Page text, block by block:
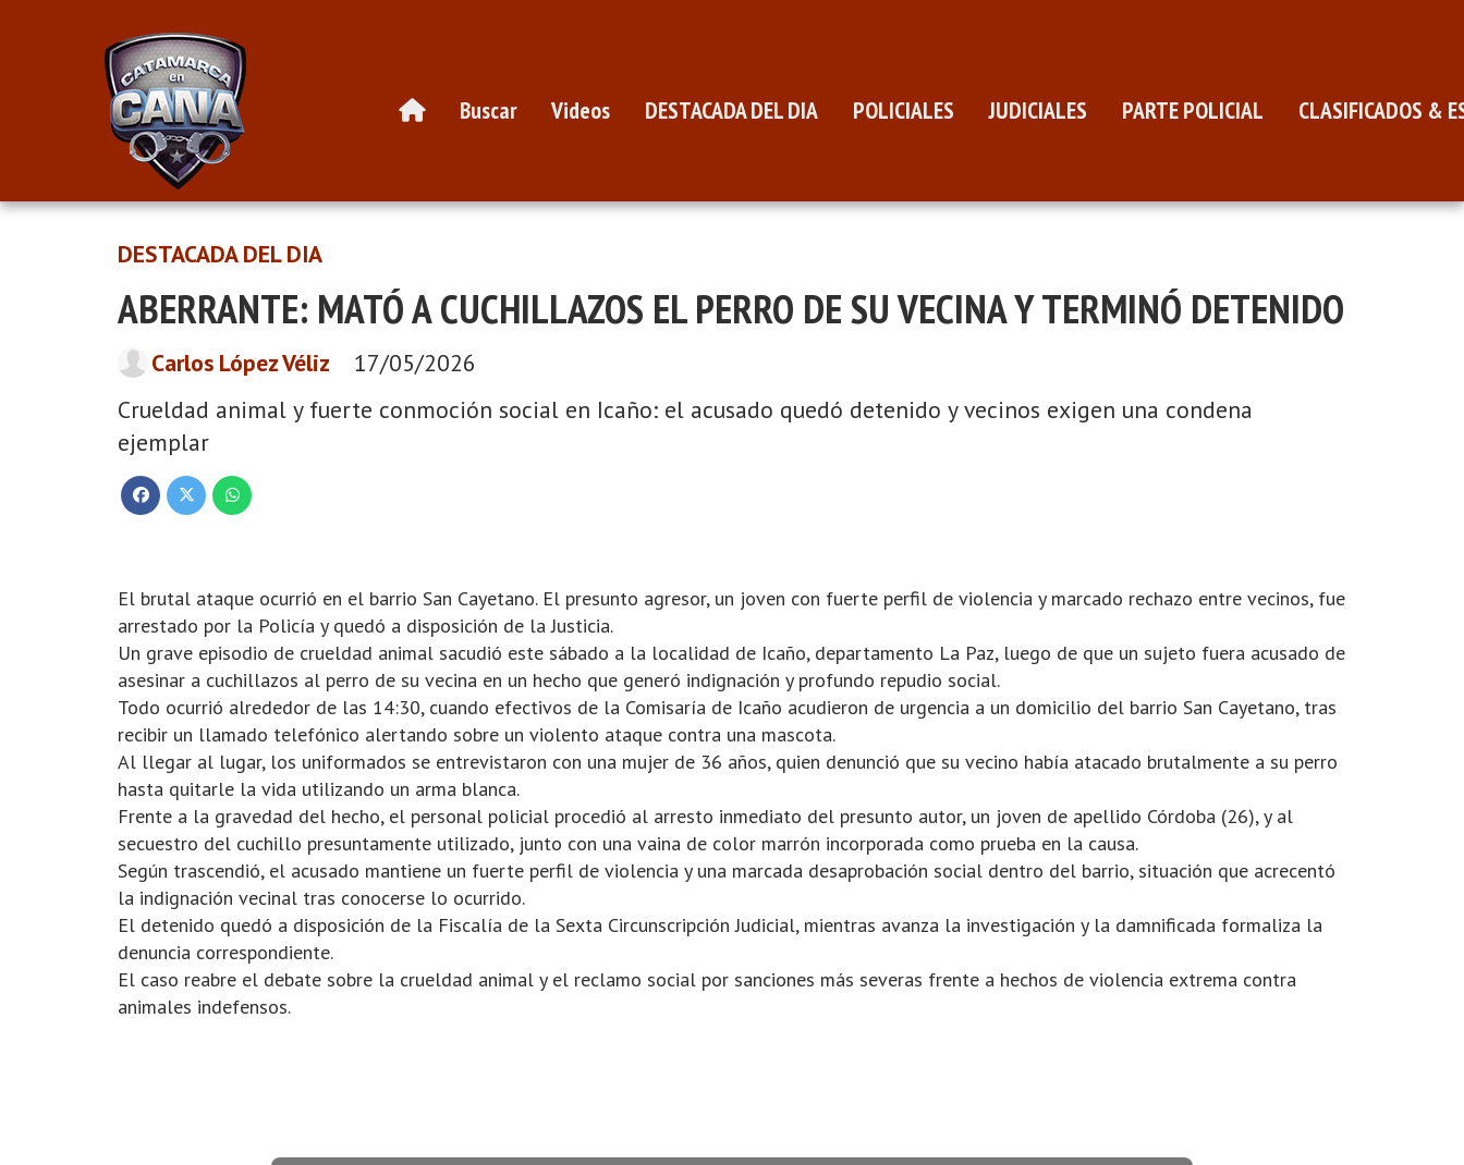
Buscar Videos DESTACADA DEL DIA POLICIALES JUDICIALES PARTE POLICIAL CLASIFICADOS &
ABERRANTE: MATÓ A CUCHILLAZOS EL PERRO DE SU VECINA Y TERMINÓ DETENIDO
Crueldad animal y fuerte conmoción social en Icaño: el acusado quedó detenido y vecinos exigen una condena
ejemplar
DESTACADA DEL DIA
17/05/2026
Carlos López Véliz
El brutal ataque ocurrió en el barrio San Cayetano. El presunto agresor, un joven con fuerte perfil de violencia y marcado rechazo entre vecinos, fue
arrestado por la Policía y quedó a disposición de la Justicia.
Un grave episodio de crueldad animal sacudió este sábado a la localidad de Icaño, departamento La Paz, luego de que un sujeto fuera acusado de
asesinar a cuchillazos al perro de su vecina en un hecho que generó indignación y profundo repudio social.
Todo ocurrió alrededor de las 14:30, cuando efectivos de la Comisaría de Icaño acudieron de urgencia a un domicilio del barrio San Cayetano, tras
recibir un llamado telefónico alertando sobre un violento ataque contra una mascota.
Al llegar al lugar, los uniformados se entrevistaron con una mujer de 36 años, quien denunció que su vecino había atacado brutalmente a su perro
hasta quitarle la vida utilizando un arma blanca.
Frente a la gravedad del hecho, el personal policial procedió al arresto inmediato del presunto autor, un joven de apellido Córdoba (26), y al
secuestro del cuchillo presuntamente utilizado, junto con una vaina de color marrón incorporada como prueba en la causa.
Según trascendió, el acusado mantiene un fuerte perfil de violencia y una marcada desaprobación social dentro del barrio, situación que acrecentó
la indignación vecinal tras conocerse lo ocurrido.
El detenido quedó a disposición de la Fiscalía de la Sexta Circunscripción Judicial, mientras avanza la investigación y la damnificada formaliza la
denuncia correspondiente.
El caso reabre el debate sobre la crueldad animal y el reclamo social por sanciones más severas frente a hechos de violencia extrema contra
animales indefensos.